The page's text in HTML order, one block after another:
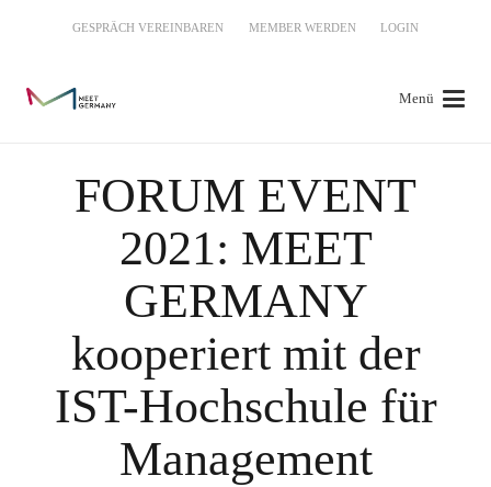
GESPRÄCH VEREINBAREN MEMBER WERDEN LOGIN
Menü
FORUM EVENT
2021: MEET
GERMANY
kooperiert mit der
IST-Hochschule für
Management